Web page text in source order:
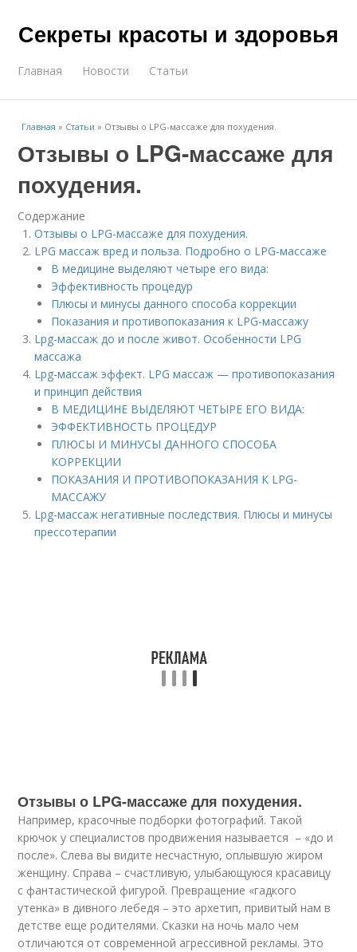
Секреты красоты и здоровья
Главная Новости Статьи
Главная » Статьи » Отзывы о LPG-массаже для похудения.
Отзывы о LPG-массаже для
похудения.
Содержание
Отзывы о LPG-массаже для похудения.
LPG массаж вред и польза. Подробно о LPG-массаже
В медицине выделяют четыре его вида:
Эффективность процедур
Плюсы и минусы данного способа коррекции
Показания и противопоказания к LPG-массажу
Lpg-массаж до и после живот. Особенности LPG
массажа
Lpg-массаж эффект. LPG массаж — противопоказания
и принцип действия
В МЕДИЦИНЕ ВЫДЕЛЯЮТ ЧЕТЫРЕ ЕГО ВИДА:
ЭФФЕКТИВНОСТЬ ПРОЦЕДУР
ПЛЮСЫ И МИНУСЫ ДАННОГО СПОСОБА
КОРРЕКЦИИ
ПОКАЗАНИЯ И ПРОТИВОПОКАЗАНИЯ К LPG-
МАССАЖУ
Lpg-массаж негативные последствия. Плюсы и минусы
прессотерапии
Отзывы о LPG-массаже для похудения.
Например, красочные подборки фотографий. Такой
крючок у специалистов продвижения называется – «до и
после». Слева вы видите несчастную, оплывшую жиром
женщину. Справа – счастливую, улыбающуюся красавицу
с фантастической фигурой. Превращение «гадкого
утенка» в дивного лебедя – это архетип, привитый нам в
детстве еще родителями. Сказки на ночь мало чем
отличаются от современной агрессивной рекламы. Это